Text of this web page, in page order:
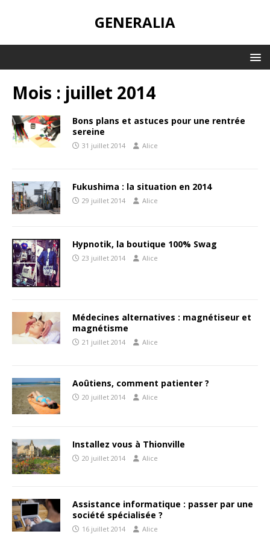
GENERALIA
Mois : juillet 2014
Bons plans et astuces pour une rentrée
sereine
31 juillet 2014 Alice
Fukushima : la situation en 2014
29 juillet 2014 Alice
Hypnotik, la boutique 100% Swag
23 juillet 2014 Alice
Médecines alternatives : magnétiseur et
magnétisme
21 juillet 2014 Alice
Aoûtiens, comment patienter ?
20 juillet 2014 Alice
Installez vous à Thionville
20 juillet 2014 Alice
Assistance informatique : passer par une
société spécialisée ?
16 juillet 2014 Alice